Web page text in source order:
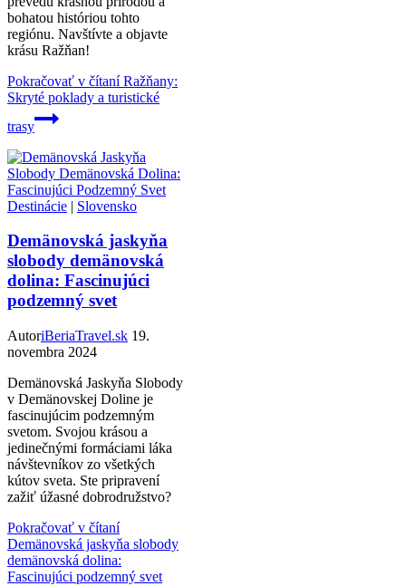
bohatou históriou tohto
regiónu. Navštívte a objavte
krásu Ražňan!
Pokračovať v čítaníRažňany:
Skryté poklady a turistické
trasy
Destinácie | Slovensko
Demänovská jaskyňa
slobody demänovská
dolina: Fascinujúci
podzemný svet
AutoriBeriaTravel.sk 19.
novembra 2024
Demänovská Jaskyňa Slobody
v Demänovskej Doline je
fascinujúcim podzemným
svetom. Svojou krásou a
jedinečnými formáciami láka
návštevníkov zo všetkých
kútov sveta. Ste pripravení
zažiť úžasné dobrodružstvo?
Pokračovať v čítaní
Demänovská jaskyňa slobody
demänovská dolina:
Fascinujúci podzemný svet